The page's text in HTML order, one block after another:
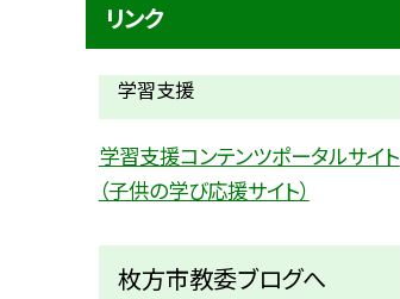
リンク
学習支援
学習支援コンテンツポータルサイト
（子供の学び応援サイト）
枚方市教委ブログへ